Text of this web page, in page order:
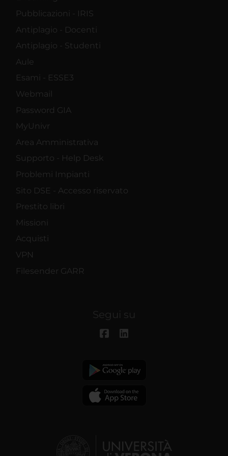
Pubblicazioni - IRIS
Antiplagio - Docenti
Antiplagio - Studenti
Aule
Esami - ESSE3
Webmail
Password GIA
MyUnivr
Area Amministrativa
Supporto - Help Desk
Problemi Impianti
Sito DSE - Accesso riservato
Prestito libri
Missioni
Acquisti
VPN
Filesender GARR
Segui su